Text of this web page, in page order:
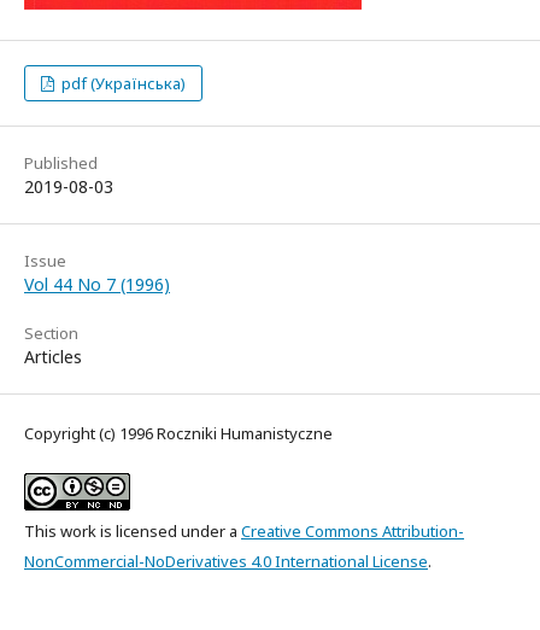
pdf (Українська)
Published
2019-08-03
Issue
Vol 44 No 7 (1996)
Section
Articles
Copyright (c) 1996 Roczniki Humanistyczne
This work is licensed under a Creative Commons Attribution-
NonCommercial-NoDerivatives 4.0 International License.